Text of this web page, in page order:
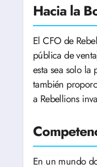
Hacia la
El CFO de
pública de
esta sea solo
también
a Rebellions
En un mundo